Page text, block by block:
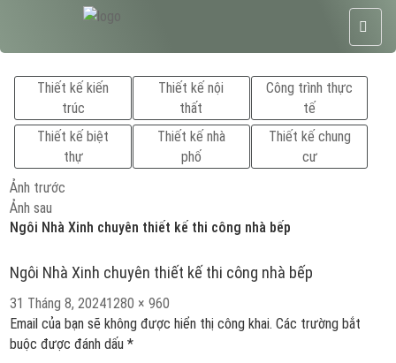
Thiết kế kiến
trúc
Thiết kế nội
thất
Công trình thực
tế
Thiết kế biệt
thự
Thiết kế nhà
phố
Thiết kế chung
cư
Ảnh trước
Ảnh sau
Ngôi Nhà Xinh chuyên thiết kế thi công nhà bếp
Ngôi Nhà Xinh chuyên thiết kế thi công nhà bếp
Đăng
vào
ngày
31 Tháng 8, 2024Kích
cỡ
đầy
1280 × 960
Email của bạn sẽ không được hiển thị công khai. Các trường bắt
buộc được đánh dấu*